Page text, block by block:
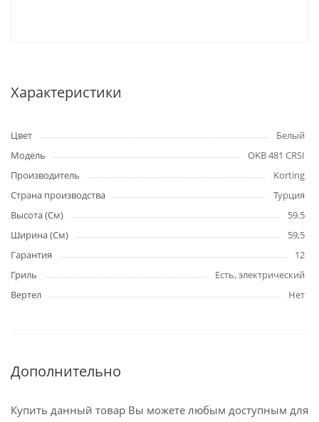
Характеристики
Цвет
Белый
Модель
OKB 481 CRSI
Производитель
Korting
Страна производства
Турция
Высота (См)
59.5
Ширина (См)
59,5
Гарантия
12
Гриль
Есть, электрический
Вертел
Нет
Дополнительно
Купить данный товар Вы можете любым доступным для